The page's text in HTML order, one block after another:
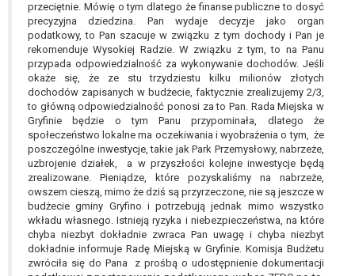
przeciętnie. Mówię o tym dlatego że finanse publiczne to dosyć
precyzyjna dziedzina. Pan wydaje decyzje jako organ
podatkowy, to Pan szacuje w związku z tym dochody i Pan je
rekomenduje Wysokiej Radzie. W związku z tym, to na Panu
przypada odpowiedzialność za wykonywanie dochodów. Jeśli
okaże się, że ze stu trzydziestu kilku milionów złotych
dochodów zapisanych w budżecie, faktycznie zrealizujemy 2/3,
to główną odpowiedzialność ponosi za to Pan. Rada Miejska w
Gryfinie będzie o tym Panu przypominała, dlatego że
społeczeństwo lokalne ma oczekiwania i wyobrażenia o tym, że
poszczególne inwestycje, takie jak Park Przemysłowy, nabrzeże,
uzbrojenie działek, a w przyszłości kolejne inwestycje będą
zrealizowane. Pieniądze, które pozyskaliśmy na nabrzeże,
owszem cieszą, mimo że dziś są przyrzeczone, nie są jeszcze w
budżecie gminy Gryfino i potrzebują jednak mimo wszystko
wkładu własnego. Istnieją ryzyka i niebezpieczeństwa, na które
chyba niezbyt dokładnie zwraca Pan uwagę i chyba niezbyt
dokładnie informuje Radę Miejską w Gryfinie. Komisja Budżetu
zwróciła się do Pana z prośbą o udostępnienie dokumentacji